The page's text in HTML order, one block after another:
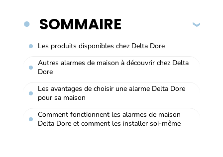
SOMMAIRE
Les produits disponibles chez Delta Dore
Autres alarmes de maison à découvrir chez Delta
Dore
Les avantages de choisir une alarme Delta Dore
pour sa maison
Comment fonctionnent les alarmes de maison
Delta Dore et comment les installer soi-même